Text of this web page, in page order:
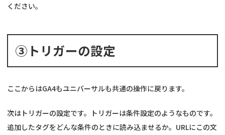
ください。
③トリガーの設定
ここからはGA4もユニバーサルも共通の操作に戻ります。
次はトリガーの設定です。トリガーは条件設定のようなものです。
追加したタグをどんな条件のときに読み込ませるか。URLにこの文